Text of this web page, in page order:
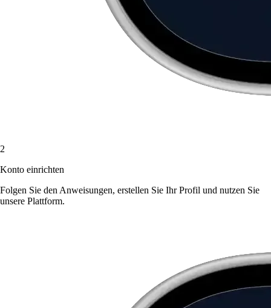
2
Konto einrichten
Folgen Sie den Anweisungen, erstellen Sie Ihr Profil und nutzen Sie
unsere Plattform.